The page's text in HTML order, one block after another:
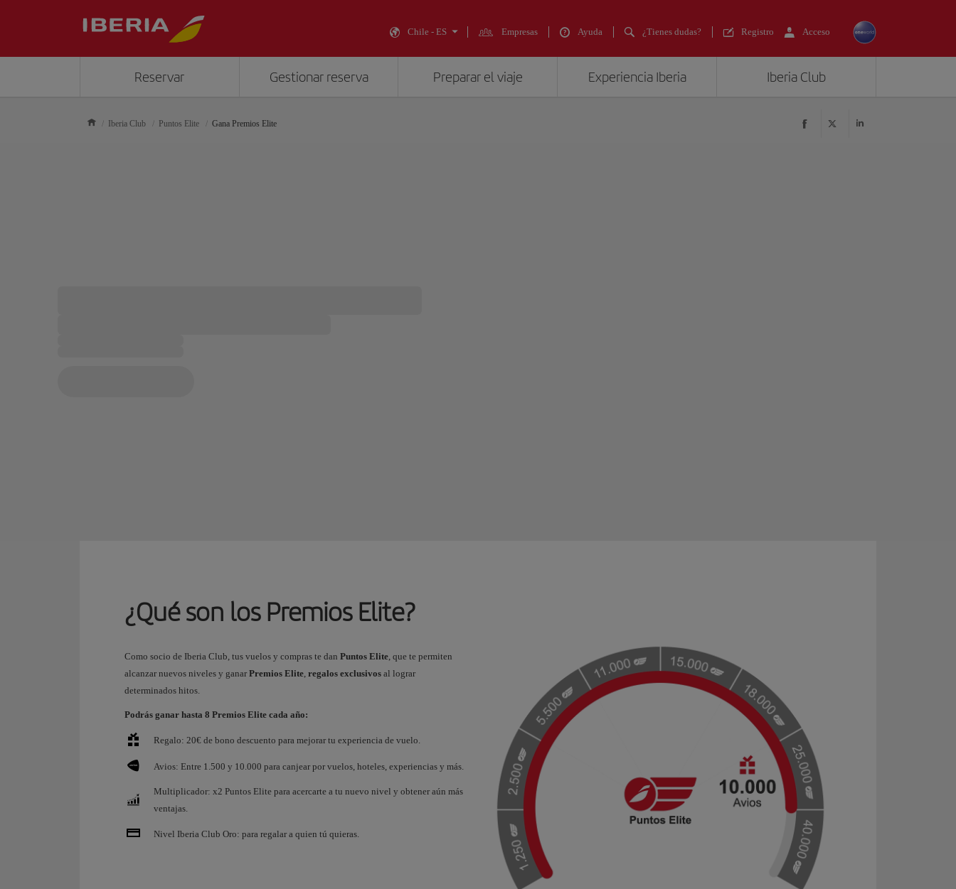
Chile - ES Empresas Ayuda ¿Tienes dudas? Registro Acceso
Reservar Gestionar reserva Preparar el viaje Experiencia Iberia Iberia Club
Iberia Club Puntos Elite Gana Premios Elite
¿Qué son los Premios Elite?
Como socio de Iberia Club, tus vuelos y compras te dan Puntos Elite, que te permiten
alcanzar nuevos niveles y ganar Premios Elite, regalos exclusivos al lograr
determinados hitos.
Podrás ganar hasta 8 Premios Elite cada año:
Regalo: 20€ de bono descuento para mejorar tu experiencia de vuelo.
Avios: Entre 1.500 y 10.000 para canjear por vuelos, hoteles, experiencias y más.
Multiplicador: x2 Puntos Elite para acercarte a tu nuevo nivel y obtener aún más
ventajas.
Nivel Iberia Club Oro: para regalar a quien tú quieras.